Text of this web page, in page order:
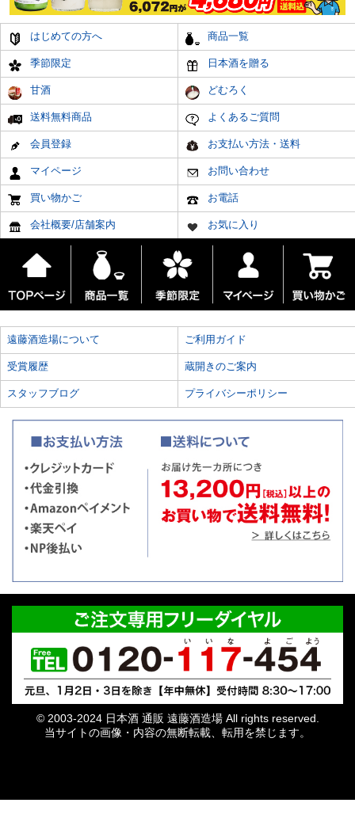
はじめての方へ 商品一覧
季節限定 日本酒を贈る
甘酒 どむろく
送料無料商品 よくあるご質問
会員登録 お支払い方法・送料
マイページ お問い合わせ
買い物かご お電話
会社概要/店舗案内 お気に入り
遠藤酒造場について ご利用ガイド
受賞履歴 蔵開きのご案内
スタッフブログ プライバシーポリシー
© 2003-2024 日本酒 通販 遠藤酒造場 All rights reserved.
当サイトの画像・内容の無断転載、転用を禁じます。